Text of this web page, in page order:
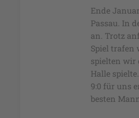
Ende
Passau. In
an. Trotz
Spiel trafen
spielten wir
Halle
9:0 für uns
besten